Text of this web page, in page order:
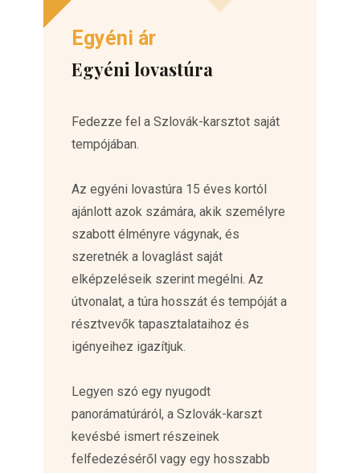
Egyéni ár
Egyéni lovastúra
Fedezze fel a Szlovák-karsztot saját
tempójában.
Az egyéni lovastúra 15 éves kortól
ajánlott azok számára, akik személyre
szabott élményre vágynak, és
szeretnék a lovaglást saját
elképzeléseik szerint megélni. Az
útvonalat, a túra hosszát és tempóját a
résztvevők tapasztalataihoz és
igényeihez igazítjuk.
Legyen szó egy nyugodt
panorámatúráról, a Szlovák-karszt
kevésbé ismert részeinek
felfedezéséről vagy egy hosszabb